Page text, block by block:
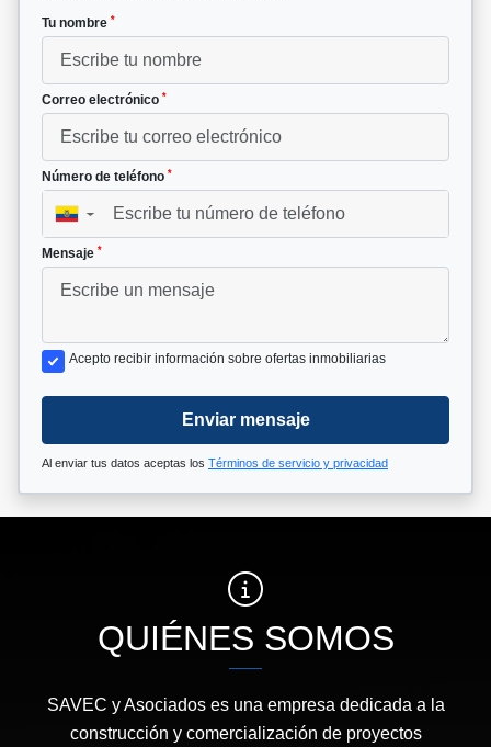
Tu nombre *
Correo electrónico *
Número de teléfono *
▼
Mensaje *
Acepto recibir información sobre ofertas inmobiliarias
Enviar mensaje
Al enviar tus datos aceptas los Términos de servicio y privacidad
QUIÉNES SOMOS
SAVEC y Asociados es una empresa dedicada a la
construcción y comercialización de proyectos